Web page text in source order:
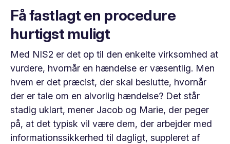
Få fastlagt en procedure
hurtigst muligt
Med NIS2 er det op til den enkelte virksomhed at
vurdere, hvornår en hændelse er væsentlig. Men
hvem er det præcist, der skal beslutte, hvornår
der er tale om en alvorlig hændelse? Det står
stadig uklart, mener Jacob og Marie, der peger
på, at det typisk vil være dem, der arbejder med
informationssikkerhed til dagligt, suppleret af